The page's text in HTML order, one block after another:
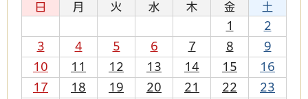
日 月 火 水 木 金
土
1
2
3
4 5 6 7 8
9
10
11 12 13 14 15
16
17
18 19 20 21 22
23